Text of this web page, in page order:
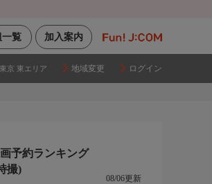
加入案内
一覧
東京 東エリア 地域変更 ログイン
予約ランキング
撮)
08/06更新